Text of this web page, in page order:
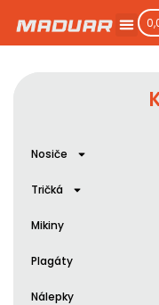
Nosiče
Tričká
Mikiny
Plagáty
Nálepky